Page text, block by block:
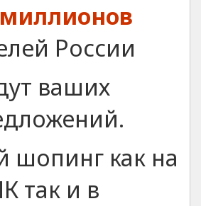
России
ваших
шопинг как на
так и в